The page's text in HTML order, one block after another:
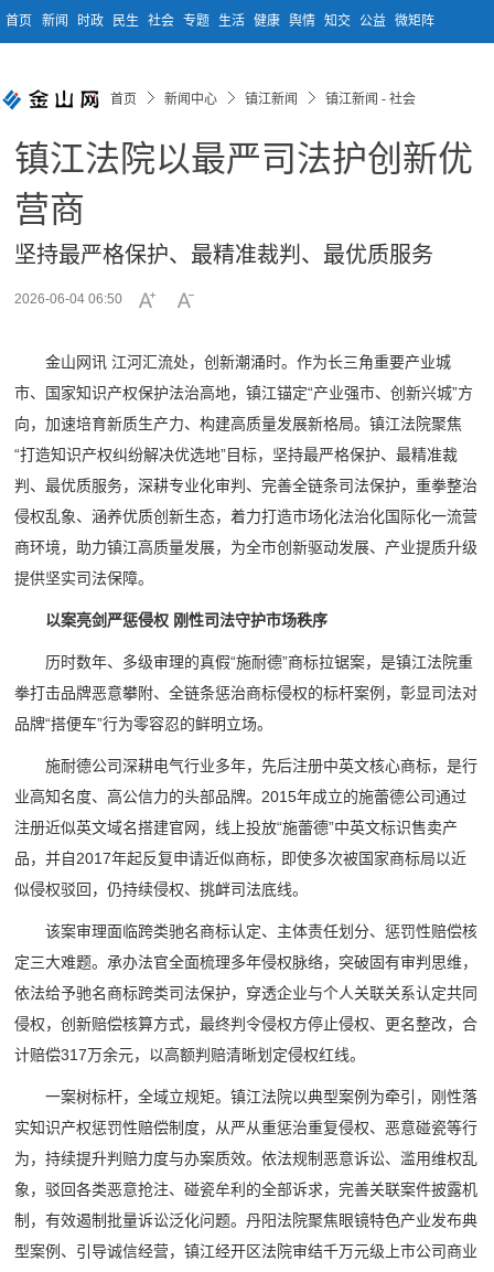
首页 新闻 时政 民生 社会 专题 生活 健康 舆情 知交 公益 微矩阵
首页 新闻中心 镇江新闻 镇江新闻 - 社会
镇江法院以最严司法护创新优
营商
坚持最严格保护、最精准裁判、最优质服务
2026-06-04 06:50
金山网讯 江河汇流处，创新潮涌时。作为长三角重要产业城
市、国家知识产权保护法治高地，镇江锚定“产业强市、创新兴城”方
向，加速培育新质生产力、构建高质量发展新格局。镇江法院聚焦
“打造知识产权纠纷解决优选地”目标，坚持最严格保护、最精准裁
判、最优质服务，深耕专业化审判、完善全链条司法保护，重拳整治
侵权乱象、涵养优质创新生态，着力打造市场化法治化国际化一流营
商环境，助力镇江高质量发展，为全市创新驱动发展、产业提质升级
提供坚实司法保障。
以案亮剑严惩侵权 刚性司法守护市场秩序
历时数年、多级审理的真假“施耐德”商标拉锯案，是镇江法院重
拳打击品牌恶意攀附、全链条惩治商标侵权的标杆案例，彰显司法对
品牌“搭便车”行为零容忍的鲜明立场。
施耐德公司深耕电气行业多年，先后注册中英文核心商标，是行
业高知名度、高公信力的头部品牌。2015年成立的施蕾德公司通过
注册近似英文域名搭建官网，线上投放“施蕾德”中英文标识售卖产
品，并自2017年起反复申请近似商标，即使多次被国家商标局以近
似侵权驳回，仍持续侵权、挑衅司法底线。
该案审理面临跨类驰名商标认定、主体责任划分、惩罚性赔偿核
定三大难题。承办法官全面梳理多年侵权脉络，突破固有审判思维，
依法给予驰名商标跨类司法保护，穿透企业与个人关联关系认定共同
侵权，创新赔偿核算方式，最终判令侵权方停止侵权、更名整改，合
计赔偿317万余元，以高额判赔清晰划定侵权红线。
一案树标杆，全域立规矩。镇江法院以典型案例为牵引，刚性落
实知识产权惩罚性赔偿制度，从严从重惩治重复侵权、恶意碰瓷等行
为，持续提升判赔力度与办案质效。依法规制恶意诉讼、滥用维权乱
象，驳回各类恶意抢注、碰瓷牟利的全部诉求，完善关联案件披露机
制，有效遏制批量诉讼泛化问题。丹阳法院聚焦眼镜特色产业发布典
型案例、引导诚信经营，镇江经开区法院审结千万元级上市公司商业